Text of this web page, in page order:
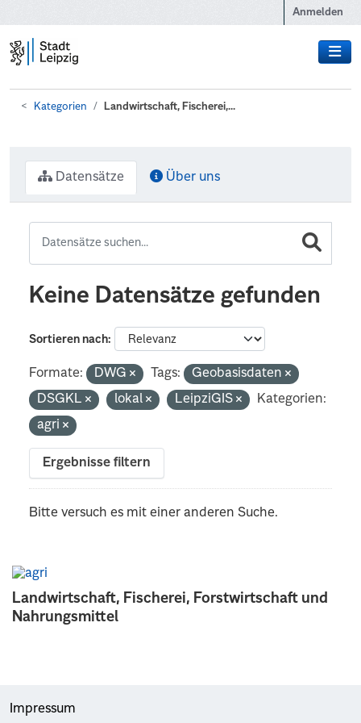
Anmelden
Kategorien Landwirtschaft, Fischerei,...
Landwirtschaft, Fischerei, Forstwirtschaft und
Nahrungsmittel
Datensätze Über uns
Keine Datensätze gefunden
Sortieren nach
Formate: DWG Tags:
Geobasisdaten
DSGKL
lokal LeipziGIS
Kategorien:
agri
Ergebnisse filtern
Bitte versuch es mit einer anderen Suche.
Impressum